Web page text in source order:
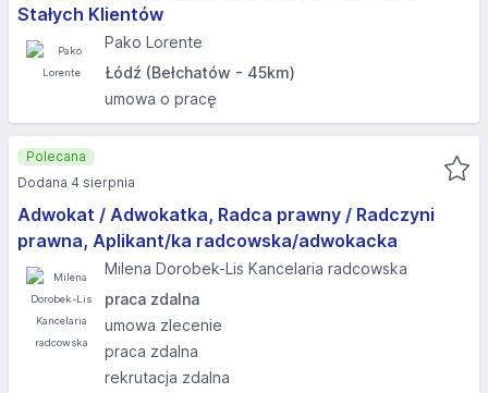
Stałych Klientów
Pako Lorente
Łódź (Bełchatów - 45km)
umowa o pracę
Adwokat / Adwokatka, Radca prawny / Radczyni
prawna, Aplikant/ka radcowska/adwokacka
Milena Dorobek-Lis Kancelaria radcowska
praca zdalna
umowa zlecenie
praca zdalna
rekrutacja zdalna
Polecana
Dodana 4 sierpnia